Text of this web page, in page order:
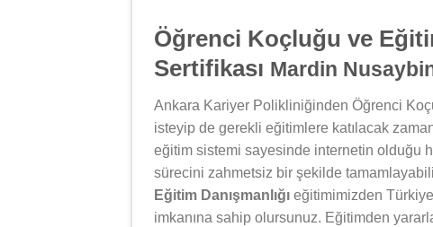
Öğrenci Koçluğu ve
Sertifikası Mardin
Ankara Kariyer Polikliniğinden Öğrenci
isteyip de gerekli eğitimlere katılacak
eğitim sistemi sayesinde internetin olduğu
sürecini zahmetsiz bir şekilde
Eğitim Danışmanlığı eğitimimizden
imkanına sahip olursunuz. Eğitimden